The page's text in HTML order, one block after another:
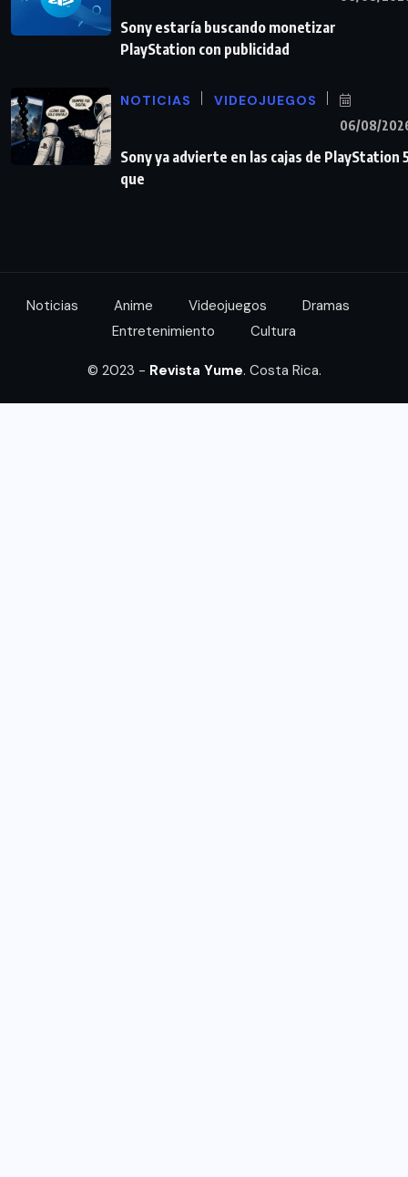
Sony estaría buscando monetizar
PlayStation con publicidad
NOTICIAS VIDEOJUEGOS
06/08/
Sony ya advierte en las cajas de PlayStation
que
Noticias Anime Videojuegos
Dramas
Entretenimiento
Cultura
© 2023 - Revista Yume. Costa Rica.